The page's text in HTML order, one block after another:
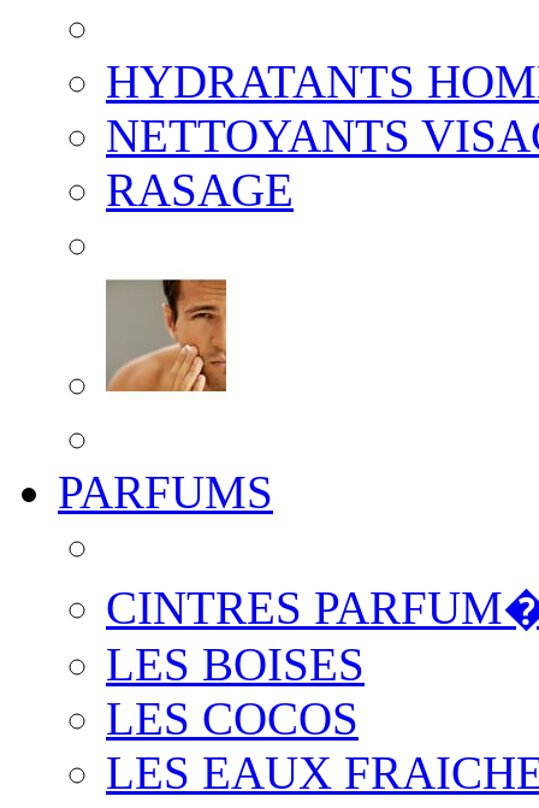
HYDRATANTS
NETTOYANTS
RASAGE
PARFUMS
CINTRES
LES BOISES
LES COCOS
LES EAUX